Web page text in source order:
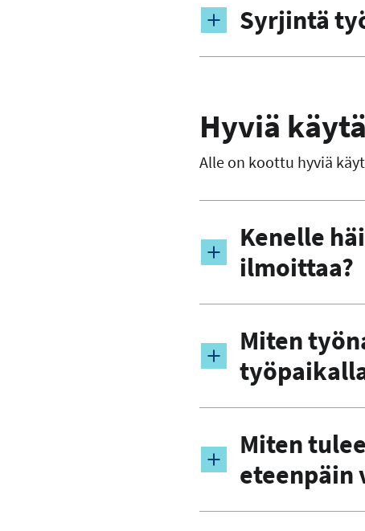
Syrjintä
Hyviä
Alle on koottu hyviä
Kenelle
ilmoittaa?
Miten
Miten
eteenpäin